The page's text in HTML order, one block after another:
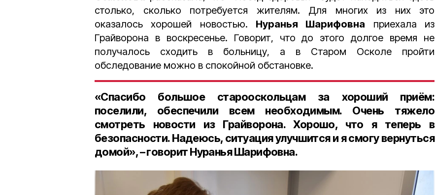
столько, сколько потребуется жителям. Для многих из них это
оказалось хорошей новостью. Нуранья Шарифовна приехала из
Грайворона в воскресенье. Говорит, что до этого долгое время не
получалось сходить в больницу, а в Старом Осколе пройти
обследование можно в спокойной обстановке.
«Спасибо большое старооскольцам за хороший приём:
поселили, обеспечили всем необходимым. Очень тяжело
смотреть новости из Грайворона. Хорошо, что я теперь в
безопасности. Надеюсь, ситуация улучшится и я смогу вернуться
домой», – говорит Нуранья Шарифовна.